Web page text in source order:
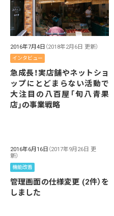
2016年7月4日 （2018年2月6日 更新）
インタビュー
急成長！実店舗やネットショ
ップにとどまらない活動で
大注目の八百屋「旬八青果
店」の事業戦略
2016年6月16日 （2017年9月26日 更
新）
機能改善
管理画面の仕様変更 (2件）を
しました